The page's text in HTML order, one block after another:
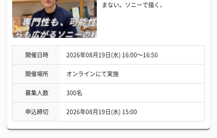
まない。ソニーで描く、
開催日時 2026年08月19日(水) 16:00〜16:50
開催場所 オンラインにて実施
募集人数 300名
申込締切 2026年08月19日(水) 15:00